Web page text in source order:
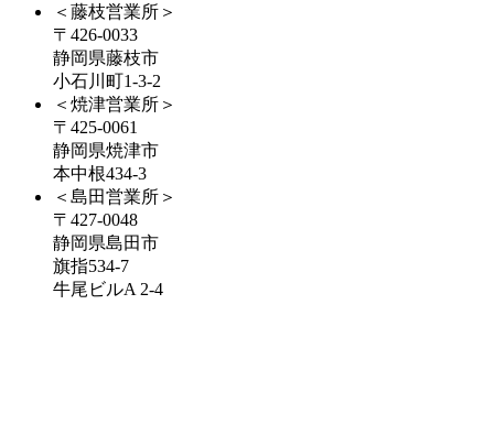
＜藤枝営業所＞
〒426-0033
静岡県藤枝市
小石川町1-3-2
＜焼津営業所＞
〒425-0061
静岡県焼津市
本中根434-3
＜島田営業所＞
〒427-0048
静岡県島田市
旗指534-7
牛尾ビルA 2-4